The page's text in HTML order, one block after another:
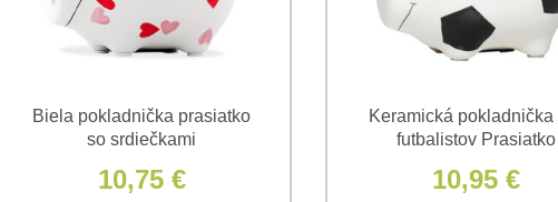
Biela pokladnička prasiatko
so srdiečkami
10,75 €
Keramická pokladnička
futbalistov Prasiatko
10,95 €